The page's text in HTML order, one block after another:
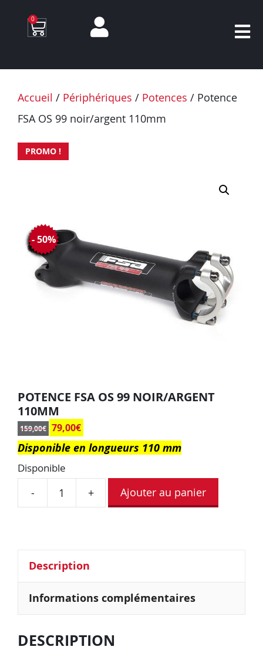
0
Accueil / Périphériques / Potences / Potence
FSA OS 99 noir/argent 110mm
PROMO !
POTENCE FSA OS 99 NOIR/ARGENT
110MM
159,00€ 79,00€
- 50%
Disponible en longueurs 110 mm
Disponible
- + Ajouter au panier
Description
Informations complémentaires
DESCRIPTION